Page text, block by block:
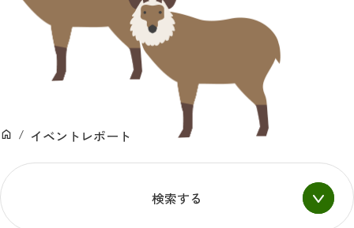
できるア
クション
企業・学
校の皆さ
アクショ
ン
イベン
トレポ
ート
東京の
自然マ
おすすめ
お問合
リンク
集
ホーム
イベントレポート
検索する